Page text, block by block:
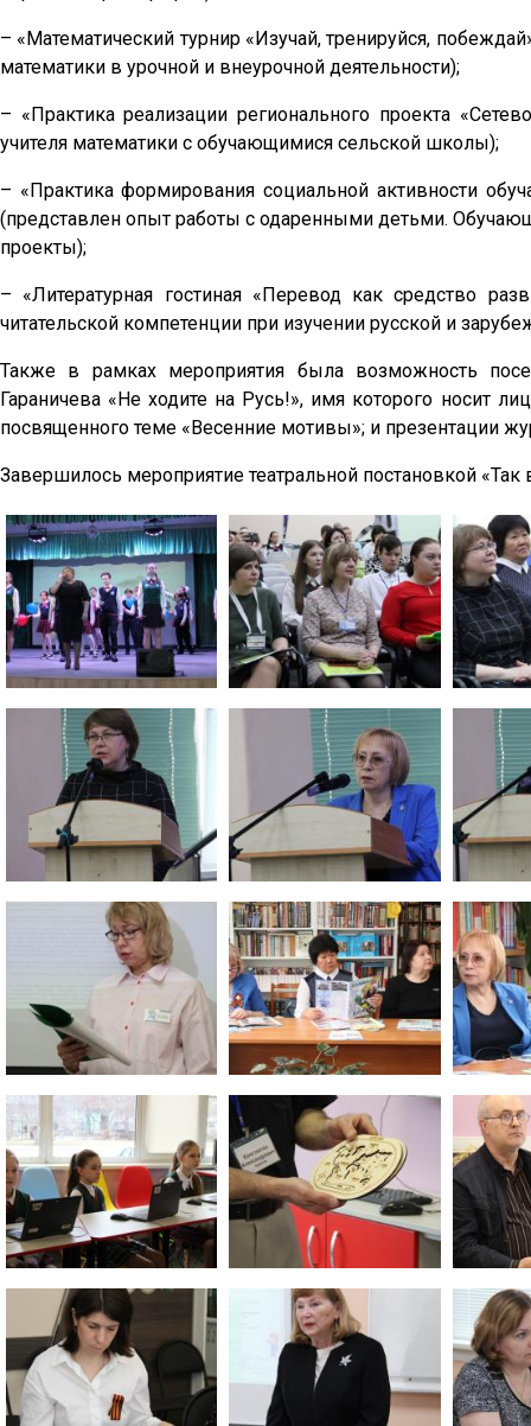
– «Математический турнир «Изучай, тренируйся,
математики в урочной и внеурочной деятельности);
– «Практика реализации регионального проекта
учителя математики с обучающимися сельской школы);
– «Практика формирования социальной активности
(представлен опыт работы с одаренными детьми.
проекты);
– «Литературная гостиная «Перевод как средство
читательской компетенции при изучении русской и
Также в рамках мероприятия была возможность
Гараничева «Не ходите на Русь!», имя которого носит
посвященного теме «Весенние мотивы»; и презентации
Завершилось мероприятие театральной постановкой